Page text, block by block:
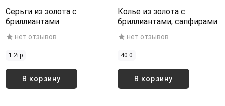
Серьги из золота с
бриллиантами
нет отзывов
1.2гр
В корзину
Колье из золота с
бриллиантами, сапфирами
нет отзывов
40.0
В корзину